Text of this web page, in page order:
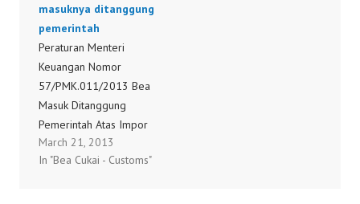
Anggaran 2012 (, pkpn,
PMK1000112012.pdf,
tanggal 26-06-2012,
format ) Peraturan
Menteri Keuangan
Nomor
99/PMK.011/2012 Bea
Masuk Ditanggung
Pemerintah Atas Impor
masuknya ditanggung
pemerintah
Peraturan Menteri
Keuangan Nomor
57/PMK.011/2013 Bea
Masuk Ditanggung
Pemerintah Atas Impor
Barang Dan Bahan Guna
Pembuatan Dan/Atau
March 21, 2013
In "Bea Cukai - Customs"